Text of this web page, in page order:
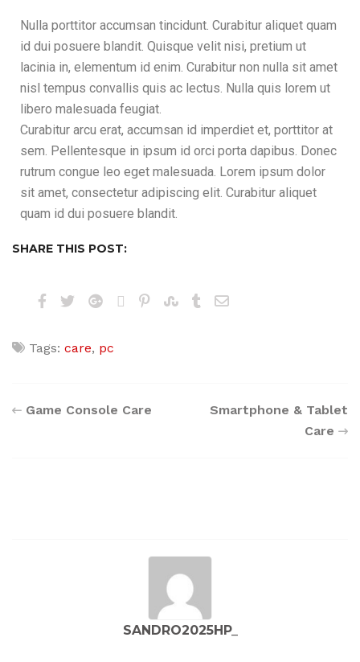
Nulla porttitor accumsan tincidunt. Curabitur aliquet quam
id dui posuere blandit. Quisque velit nisi, pretium ut
lacinia in, elementum id enim. Curabitur non nulla sit amet
nisl tempus convallis quis ac lectus. Nulla quis lorem ut
libero malesuada feugiat.
Curabitur arcu erat, accumsan id imperdiet et, porttitor at
sem. Pellentesque in ipsum id orci porta dapibus. Donec
rutrum congue leo eget malesuada. Lorem ipsum dolor
sit amet, consectetur adipiscing elit. Curabitur aliquet
quam id dui posuere blandit.
SHARE THIS POST:
Tags: care, pc
Game Console Care
Smartphone & Tablet
Care
SANDRO2025HP_